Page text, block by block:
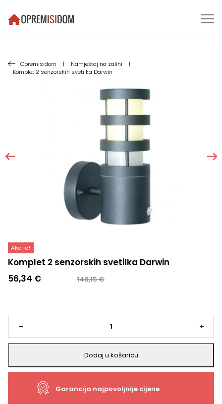
Opremisidom | Namještaj na zalihi
|
Komplet 2 senzorskih svetilka Darwin
Akcija!
Komplet 2 senzorskih svetilka Darwin
148,15€
Izvorna
je:
148,15 €.
56,34 €
Trenutna
56,34 €.
–
Komplet
2
senzorskih
+
Dodaj u košaricu
Garancija najpovoljnije cijene